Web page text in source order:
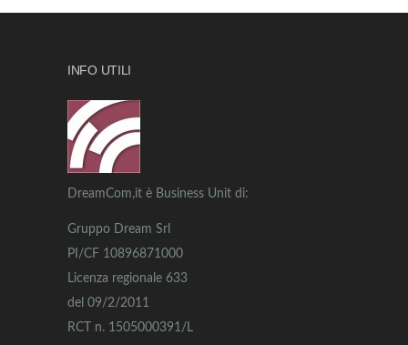
INFO UTILI
DreamCom,it è Business Unit di:
Gruppo Dream Srl
PI/CF 10896871000
Licenza regionale 633
del 09/2/2011
RCT n. 1505000391/L